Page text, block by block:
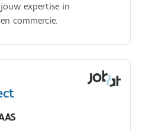
expertise in
commercie.